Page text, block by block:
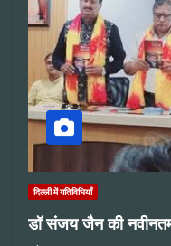
दिल्ली में गतिविधियाँ
डॉ संजय जैन की नवीनतम